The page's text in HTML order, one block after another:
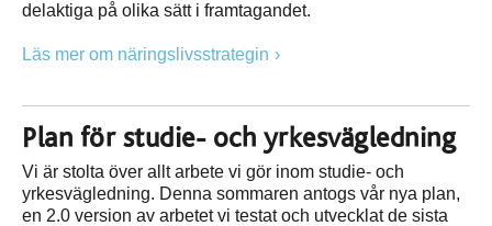
delaktiga på olika sätt i framtagandet.
Läs mer om näringslivsstrategin
Plan för studie- och yrkesvägledning
Vi är stolta över allt arbete vi gör inom studie- och
yrkesvägledning. Denna sommaren antogs vår nya plan,
en 2.0 version av arbetet vi testat och utvecklat de sista